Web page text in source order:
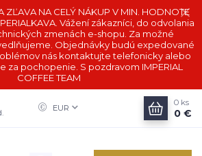
ZĽAVA NA CELÝ NÁKUP V MIN. HODNOTE
Vážení zákazníci, do odvolania
zmenách e-shopu. Za možné
Objednávky budú expedované
nás kontaktujte telefonicky alebo
za pochopenie. S pozdravom IMPERIAL
COFFEE TEAM
EUR
0 ks
0 €